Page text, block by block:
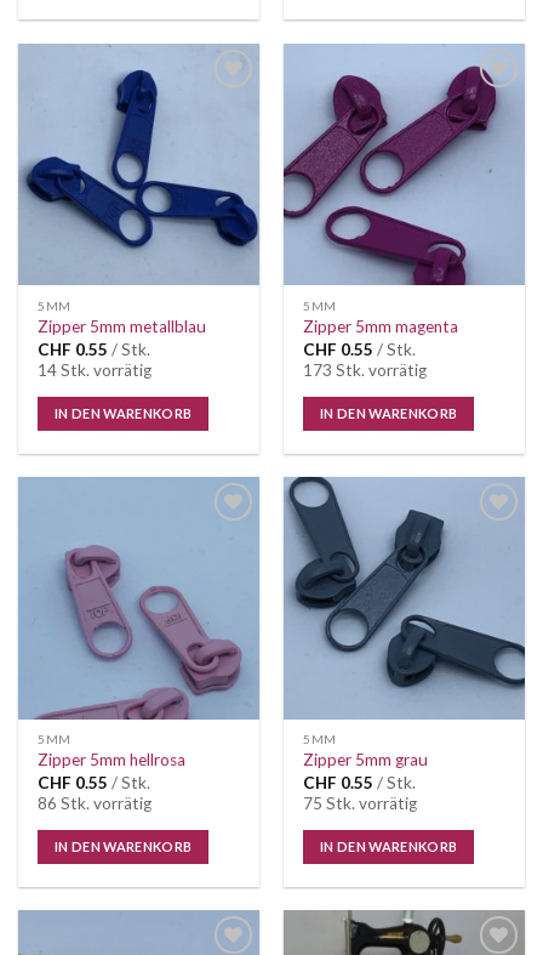
5MM
Zipper 5mm metallblau
CHF 0.55 / Stk.
14 Stk. vorrätig
IN DEN WARENKORB
Auf die
Wunschliste
5MM
Zipper 5mm magenta
CHF 0.55 / Stk.
173 Stk. vorrätig
IN DEN WARENKORB
5MM
Zipper 5mm hellrosa
CHF 0.55 / Stk.
86 Stk. vorrätig
IN DEN WARENKORB
Wunschliste
5MM
Zipper 5mm grau
CHF 0.55 / Stk.
75 Stk. vorrätig
IN DEN WARENKORB